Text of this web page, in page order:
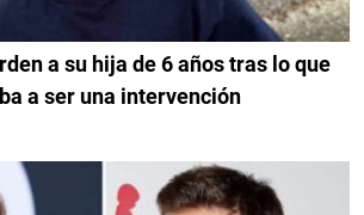
a su hija de 6 años tras lo que
a ser una intervención